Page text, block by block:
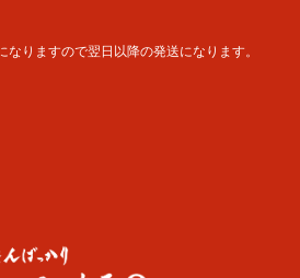
りますので翌日以降の発送になります。